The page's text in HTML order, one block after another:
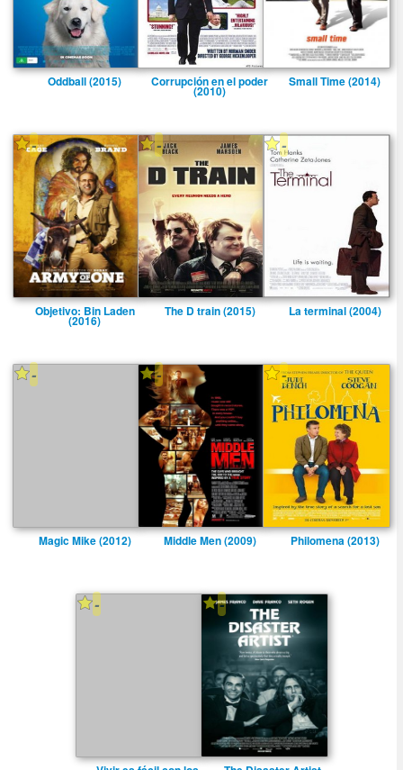
Oddball (2015) Corrupción en el poder
(2010)
Small Time (2014)
-
Objetivo: Bin Laden
(2016)
-
The D train (2015)
-
La terminal (2004)
-
Magic Mike (2012)
-
Middle Men (2009)
-
Philomena (2013)
- -